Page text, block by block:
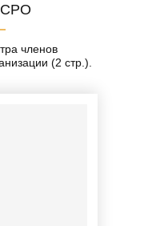
СРО
членов
(2 стр.).